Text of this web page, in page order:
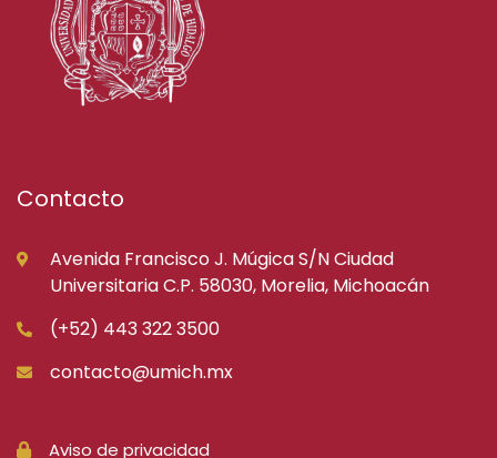
Contacto
Avenida Francisco J. Múgica S/N Ciudad
Universitaria C.P. 58030, Morelia, Michoacán
(+52) 443 322 3500
contacto@umich.mx
Aviso de privacidad